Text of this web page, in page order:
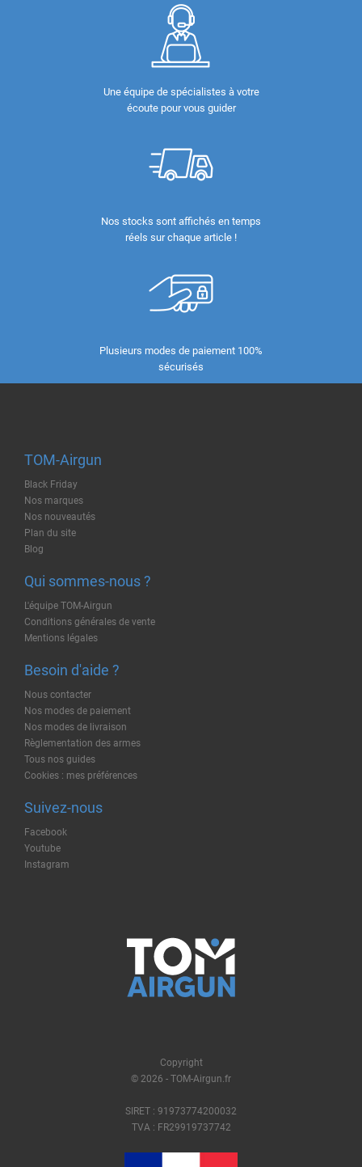
Une équipe de spécialistes à votre
écoute pour vous guider
Nos stocks sont affichés en temps
réels sur chaque article !
Plusieurs modes de paiement 100%
sécurisés
TOM-Airgun
Black Friday
Nos marques
Nos nouveautés
Plan du site
Blog
Qui sommes-nous ?
L'équipe TOM-Airgun
Conditions générales de vente
Mentions légales
Besoin d'aide ?
Nous contacter
Nos modes de paiement
Nos modes de livraison
Règlementation des armes
Tous nos guides
Cookies : mes préférences
Suivez-nous
Facebook
Youtube
Instagram
Copyright
© 2026 - TOM-Airgun.fr
SIRET : 91973774200032
TVA : FR29919737742